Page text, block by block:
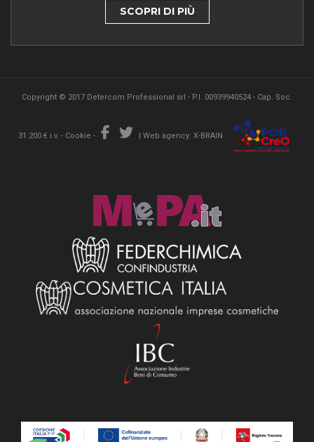
SCOPRI DI PIÙ
Copyright © 2017 Detercom Professional srl - P.I. 00939940524 - Cap. Soc.
31.200 € i.v. - Cookie - | Web agency: X-BRAIN